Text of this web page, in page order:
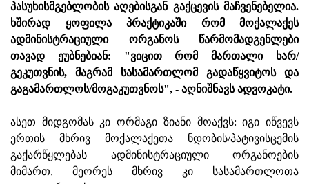
პასუხისმგებლობის აღებისგან გაქცევის მაჩვენებელია.
ხშირად ყოფილა პრაქტიკაში რომ მოქალაქეს
ადმინისტრაციული ორგანოს წარმომადგენლები
თავად ეუბნებიან: "ვიცით რომ მართალი ხარ/
გეკუთვნის, მაგრამ სასამართლომ გადაწყვიტოს და
გაგამართლოს/მოგაკუთვნოს", - აღნიშნავს ადვოკატი.
ასეთ მიდგომას კი ორმაგი ზიანი მოაქვს: იგი იწვევს
ერთის მხრივ მოქალაქეთა ნდობის/პატივისცემის
გაქარწყლებას ადმინისტრაციული ორგანოების
მიმართ, მეორეს მხრივ კი სასამართლოთა